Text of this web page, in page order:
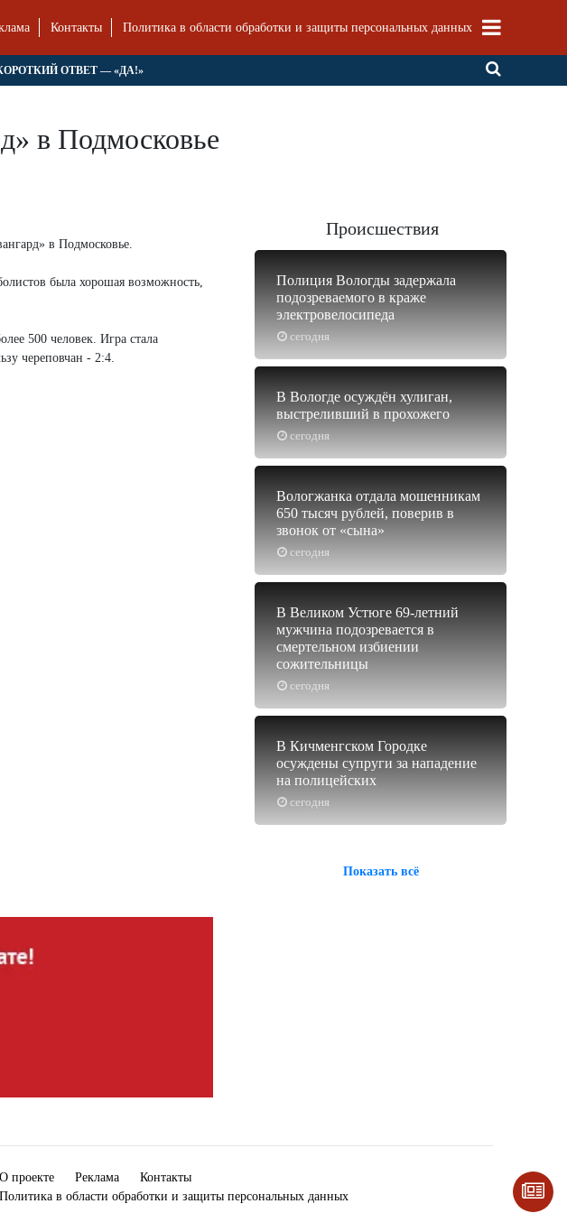
Контакты Политика в области обработки и защиты персональных данных
ОТВЕТ — «ДА!»
в Подмосковье
в Подмосковье.
была хорошая возможность,
500 человек. Игра стала
череповчан - 2:4.
Происшествия
сегодня
Полиция Вологды задержала
подозреваемого в краже
электровелосипеда
сегодня
В Вологде осуждён хулиган,
выстреливший в прохожего
сегодня
Вологжанка отдала мошенникам
650 тысяч рублей, поверив в
звонок от «сына»
сегодня
В Великом Устюге 69-летний
мужчина подозревается в
смертельном избиении
сожительницы
сегодня
В Кичменгском Городке
осуждены супруги за нападение
на полицейских
Показать всё
О проекте Реклама
Контакты
Политика в области обработки и защиты персональных данных